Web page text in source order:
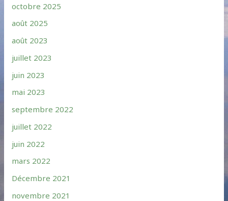
octobre 2025
août 2025
août 2023
juillet 2023
juin 2023
mai 2023
septembre 2022
juillet 2022
juin 2022
mars 2022
Décembre 2021
novembre 2021